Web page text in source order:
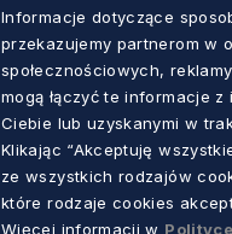
oo. Salezjanów
ale na organach
Organy Plus+
nazwy są
rzeczywistości są
samej muzyki w
Informacje dotyczące
przekazujemy partnerom w
społecznościowych,
mogą łączyć te informacje
Ciebie lub uzyskanymi w
Klikając “Akceptuję
ze wszystkich rodzajów
które rodzaje cookies
Więcej informacji w